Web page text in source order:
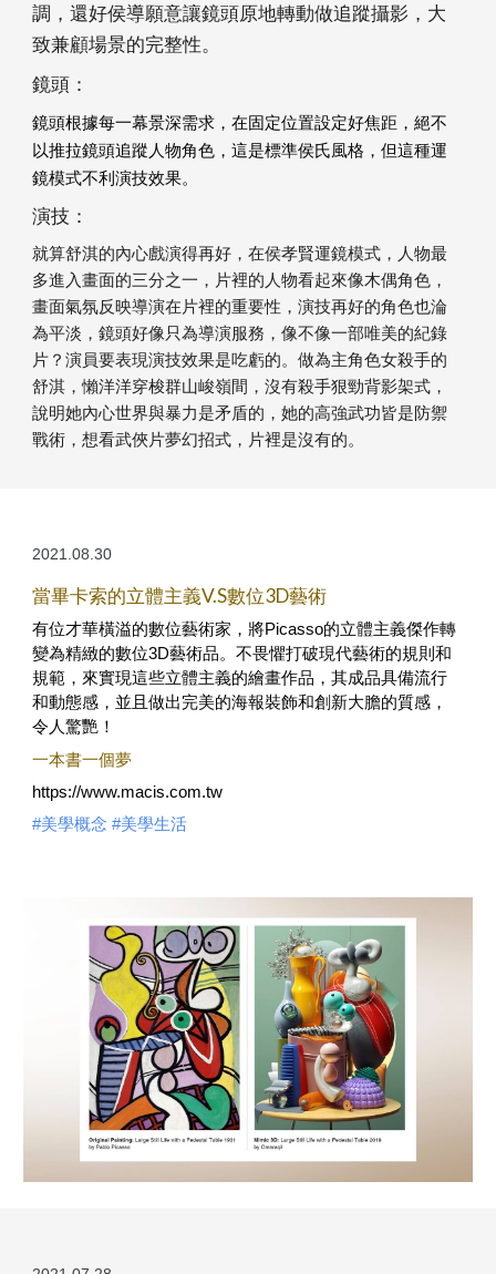
調，還好侯導願意讓鏡頭原地轉動做追蹤攝影，大
致兼顧場景的完整性。
鏡頭：
鏡頭根據每一幕景深需求，在固定位置設定好焦距，絕不
以推拉鏡頭追蹤人物角色，這是標準侯氏風格，但這種運
鏡模式不利演技效果。
演技：
就算舒淇的內心戲演得再好，在侯孝賢運鏡模式，人物最
多進入畫面的三分之一，片裡的人物看起來像木偶角色，
畫面氣氛反映導演在片裡的重要性，演技再好的角色也淪
為平淡，鏡頭好像只為導演服務，像不像一部唯美的紀錄
片？演員要表現演技效果是吃虧的。做為主角色女殺手的
舒淇，懶洋洋穿梭群山峻嶺間，沒有殺手狠勁背影架式，
說明她內心世界與暴力是矛盾的，她的高強武功皆是防禦
戰術，想看武俠片夢幻招式，片裡是沒有的。
2021.08 .30
當畢卡索的立體主義V.S數位3D藝術
有位才華橫溢的數位藝術家，將Picasso的立體主義傑作轉
變為精緻的數位3D藝術品。不畏懼打破現代藝術的規則和
規範，來實現這些立體主義的繪畫作品，其成品具備流行
和動態感，並且做出完美的海報裝飾和創新大膽的質感，
令人驚艷！
一本書一個夢
https://www.macis.com.tw
#美學概念 #美學生活